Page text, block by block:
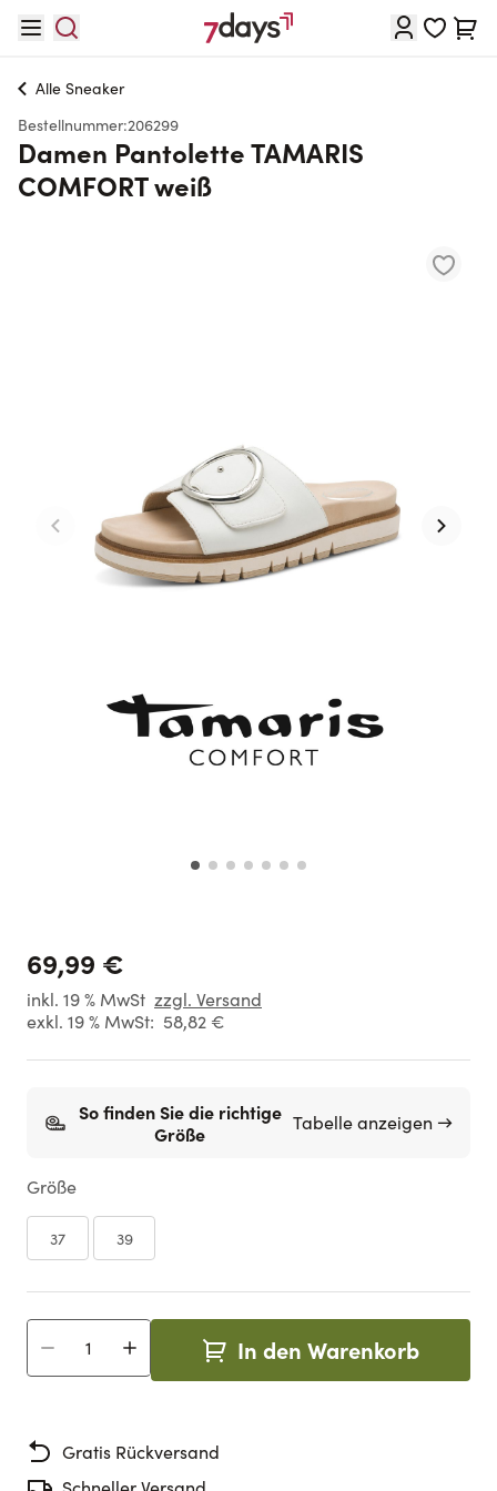
Alle Sneaker
Bestellnummer:206299
Damen Pantolette TAMARIS
COMFORT weiß
69,99 €
inkl. 19 % MwSt zzgl. Versand
exkl. 19 % MwSt: 58,82 €
So finden Sie die richtige
Größe
Tabelle anzeigen →
Größe
37 39
Menge In den Warenkorb
Gratis Rückversand